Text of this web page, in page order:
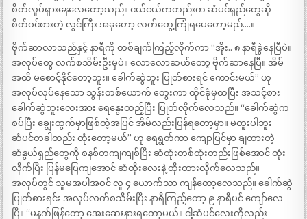
စိတ်လှုပ်ရှားနေလေတော့သည်။ ငယ်ငယ်ကတည်းက ဆံပင်ရှည်တွေဆို
စိတ်ဝင်စားတဲ့ လွင်ကြီး အခုတော့ လက်တွေ့ကြုံရပေတော့မည်….။
ဗိုက်ဆာလာသည်နှင့် နာရီကို တစ်ချက်ကြည့်လိုက်ကာ “အိုး.. ၈ နာရီခွဲနေပြီပဲ။
အလုပ်တွေ လက်စသိမ်းဦးမှပဲ။ လောလောဆယ်တော့ ဗိုက်ဆာနေပြီ။ အိမ်
အထိ မစောင့်နိုင်တော့ဘူး။ ခေါက်ဆွဲဘူး ပြုတ်စားရင် ကောင်းမယ်” ဟု
အလုပ်လုပ်နေသော သွန်းတစ်ယောက် တွေးကာ ထိုင်ခုံမှထပြီး အသင့်စား
ခေါက်ဆွဲဘူးလေးအား ရေနွေးထည့်ပြီး ပြုတ်လိုက်လေသည်။ “ခေါက်ဆွဲက
စပ်ပြီး ချွေးထွက်မှာဖြစ်တဲ့အပြင် အိမ်လည်းပြန်ရတော့မှာ။ မထူးပါဘူး
ဆံပင်တခါတည်း ထုံးတော့မယ်” ဟု ရေရွတ်ကာ ကျောပြင်မှာ ချထားတဲ့
ဆံနွယ်ရှည်တွေကို စနစ်တကျကျစ်ပြီး ဆံထုံးတစ်ထုံးတည်းဖြစ်အောင် ထုံး
လိုက်ပြီး ပြန်မပြေကျအောင် ဆံထိုးလေးနဲ့ ထိုးထားလိုက်လေသည်။
အလုပ်တွင် သူမအပါအဝင် လူ ၄ ယောက်သာ ကျန်တော့လေသည်။ ခေါက်ဆွဲ
ပြုတ်စားရင်း အလုပ်လက်စသိမ်းပြီး နာရီကြည့်တော့ ၉ နာရီပင် ကျော်လေ
ပြီ။ “မနက်ဖြန်တော့ အေးဆေးနားရတော့မယ်။ ငါ့ဆံပင်လေးကိုလည်း